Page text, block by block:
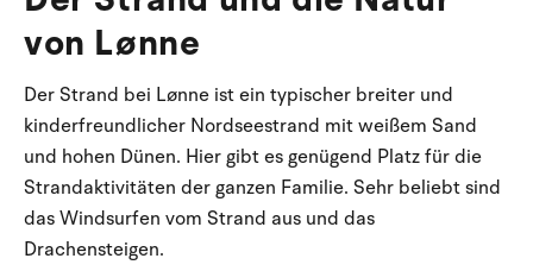
von Lønne
Der Strand bei Lønne ist ein typischer breiter und
kinderfreundlicher Nordseestrand mit weißem Sand
und hohen Dünen. Hier gibt es genügend Platz für die
Strandaktivitäten der ganzen Familie. Sehr beliebt sind
das Windsurfen vom Strand aus und das
Drachensteigen.